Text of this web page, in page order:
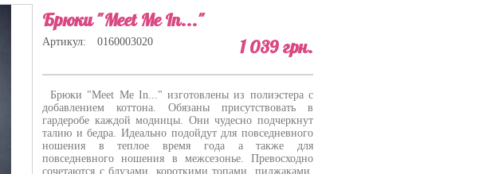
Брюки "Meet Me In..."
Артикул: 0160003020 1 039 грн.
Брюки "Meet Me In..." изготовлены из полиэстера c
добавлением коттона. Обязаны присутствовать в
гардеробе каждой модницы. Они чудесно подчеркнут
талию и бедра. Идеально подойдут для повседневного
ношения в теплое время года а также для
повседневного ношения в межсезонье. Превосходно
сочетаются с блузами, короткими топами, пиджаками,